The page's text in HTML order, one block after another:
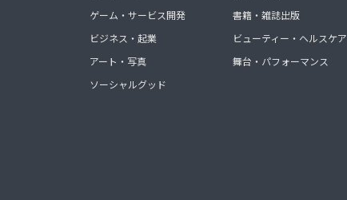
ゲーム・サービス開発
ビジネス・起業
アート・写真
ソーシャルグッド
書籍・雑誌出版
ビューティー・ヘルスケア
舞台・パフォーマンス